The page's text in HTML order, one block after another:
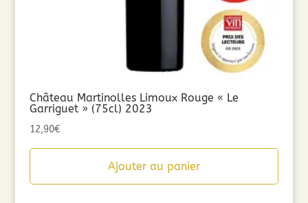
Château Martinolles Limoux Rouge « Le
Garriguet » (75cl) 2023
12,90€
Ajouter au panier